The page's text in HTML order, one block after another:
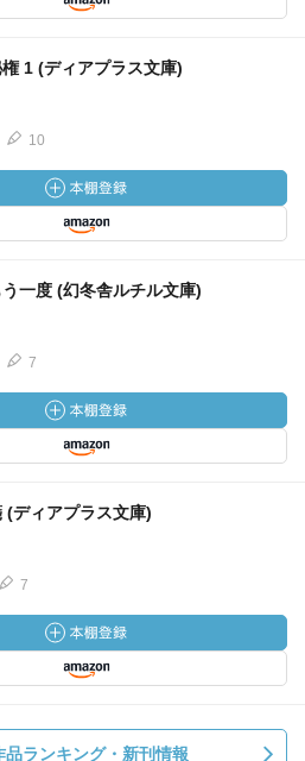
1 (ディアプラス文庫)
10
一度 (幻冬舎ルチル文庫)
7
(ディアプラス文庫)
7
品ランキング・新刊情報